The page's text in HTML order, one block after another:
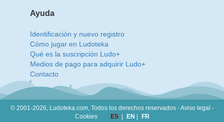
Ayuda
Identificación y nuevo registro
Cómo jugar en Ludoteka
Qué es la suscripción Ludo+
Medios de pago para adquirir Ludo+
Contacto
© 2001-2026, Ludoteka.com,Todos los derechos reservados -Aviso legal -
Cookies
ES EN FR